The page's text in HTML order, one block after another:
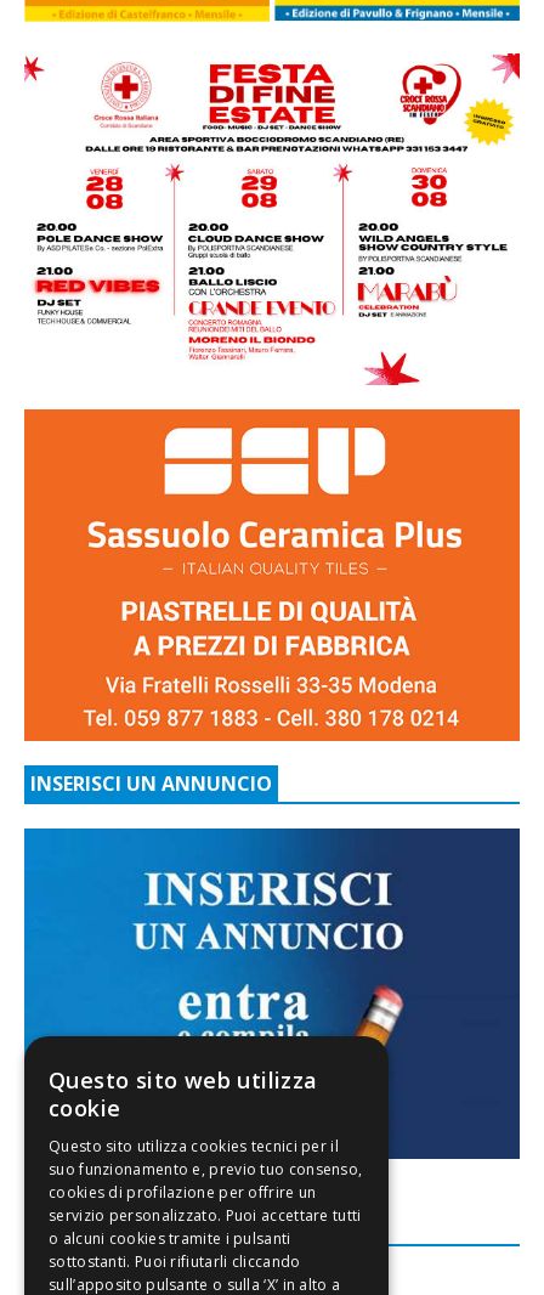
INSERISCI UN ANNUNCIO
FACEBOOK
Questo sito web utilizza
cookie